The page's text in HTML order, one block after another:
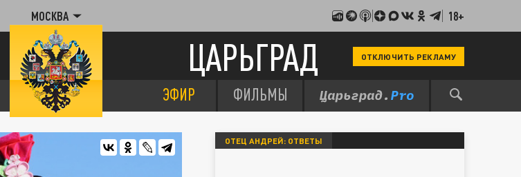
МОСКВА 18+
ЦАРЬГРАД ОТКЛЮЧИТЬ РЕКЛАМУ
ЭФИР ФИЛЬМЫ
ОТЕЦ АНДРЕЙ: ОТВЕТЫ